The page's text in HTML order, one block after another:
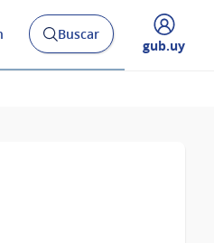
AbrirBuscar
Desplegar
gub.uy